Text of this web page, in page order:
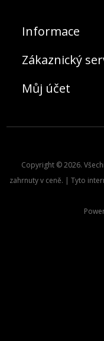
Informace
Zákaznický
Můj účet
Copyright © 2026.
zahrnuty v ceně. | Tyto